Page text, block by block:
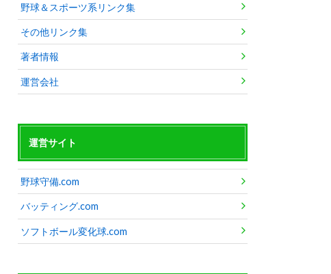
野球＆スポーツ系リンク集
その他リンク集
著者情報
運営会社
運営サイト
野球守備.com
バッティング.com
ソフトボール変化球.com